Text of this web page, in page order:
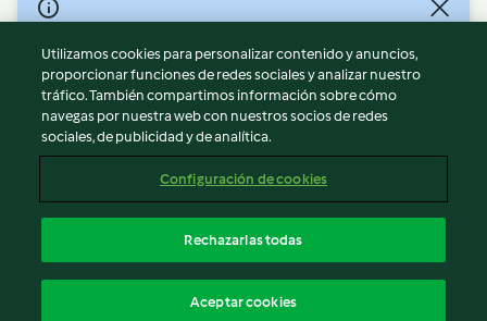
© Copyright 2026
Términos de uso
Política de privacidad
Aviso legal
Información legal
Reportar contenido
Declaración de accesibilidad
Utilizamos cookies para personalizar contenido y anuncios,
proporcionar funciones de redes sociales y analizar nuestro
tráfico. También compartimos información sobre cómo
navegas por nuestra web con nuestros socios de redes
sociales, de publicidad y de analítica.
Configuración de cookies
Rechazarlas todas
Aceptar cookies